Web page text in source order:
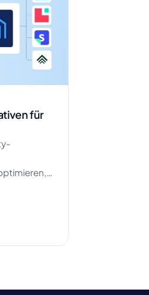
für
die zu